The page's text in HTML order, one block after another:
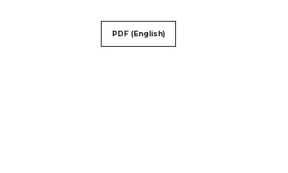
PDF (English)